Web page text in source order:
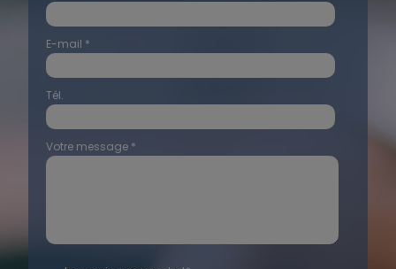
E-mail *
Tél.
Votre message *